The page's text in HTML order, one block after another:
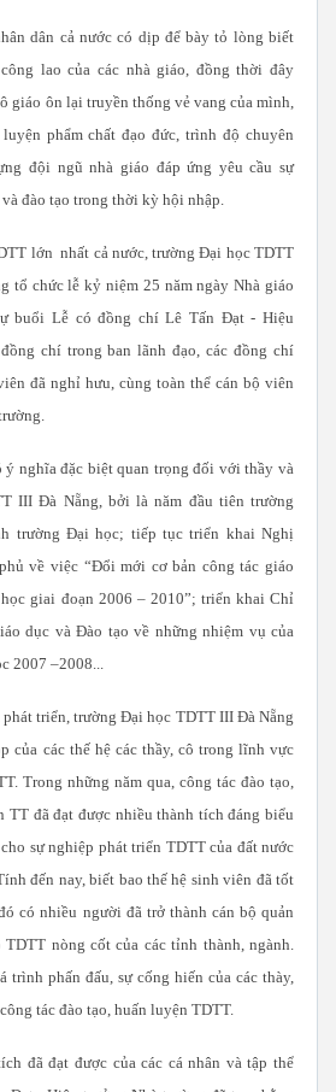
dân cả nước có dịp để bày tỏ lòng biết
lao của các nhà giáo, đồng thời đây
giáo ôn lại truyền thống vẻ vang của mình,
phẩm chất đạo đức, trình độ chuyên
đội ngũ nhà giáo đáp ứng yêu cầu sự
đào tạo trong thời kỳ hội nhập.
lớn nhất cả nước, trường Đại học TDTT
tổ chức lễ kỷ niệm 25 năm ngày Nhà giáo
buổi Lễ có đồng chí Lê Tấn Đạt - Hiệu
chí trong ban lãnh đạo, các đồng chí
đã nghỉ hưu, cùng toàn thể cán bộ viên
ý nghĩa đặc biệt quan trọng đối với thầy và
III Đà Nẵng, bởi là năm đầu tiên trường
trường Đại học; tiếp tục triển khai Nghị
về việc “Đổi mới cơ bản công tác giáo
giai đoạn 2006 – 2010”; triển khai Chỉ
dục và Đào tạo về những nhiệm vụ của
2007 –2008...
phát triển, trường Đại học TDTT III Đà Nẵng
của các thế hệ các thầy, cô trong lĩnh vực
Trong những năm qua, công tác đào tạo,
TT đã đạt được nhiều thành tích đáng biểu
sự nghiệp phát triển TDTT của đất nước
đến nay, biết bao thế hệ sinh viên đã tốt
có nhiều người đã trở thành cán bộ quản
nòng cốt của các tỉnh thành, ngành.
trình phấn đấu, sự cống hiến của các thày,
tác đào tạo, huấn luyện TDTT.
đã đạt được của các cá nhân và tập thể